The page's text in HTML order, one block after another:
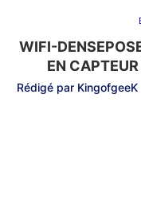
WIFI-
EN
Rédigé par KingofgeeK